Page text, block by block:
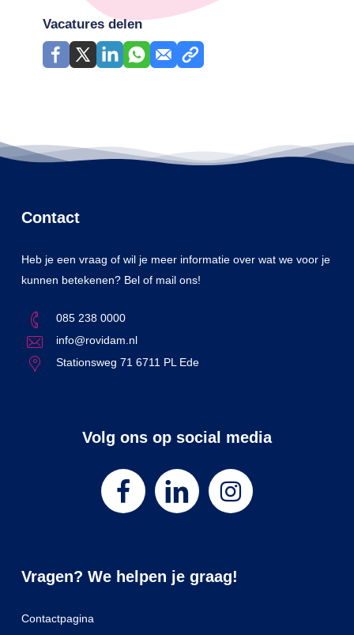
Vacatures delen
Contact
Heb je een vraag of wil je meer informatie over wat we voor je
kunnen betekenen? Bel of mail ons!
085 238 0000
info@rovidam.nl
Stationsweg 71 6711 PL Ede
Volg ons op social media
Vragen? We helpen je graag!
Contactpagina